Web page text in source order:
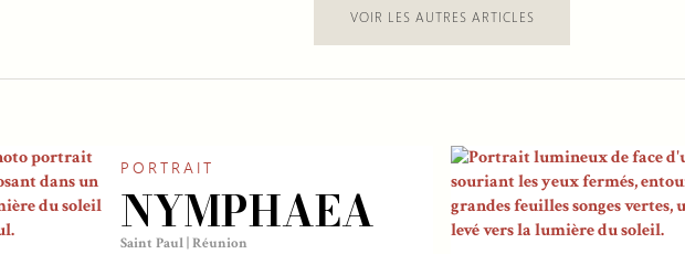
VOIR LES AUTRES ARTICLES
PORTRAIT
NYMPHAEA
Saint Paul | Réunion